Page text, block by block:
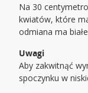
Na 30
kwiatów, które
odmiana ma
Uwagi
Aby zakwitnąć
spoczynku w